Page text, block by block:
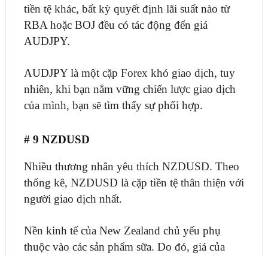
tiền tệ khác, bất kỳ quyết định lãi suất nào từ
RBA hoặc BOJ đều có tác động đến giá
AUDJPY.
AUDJPY là một cặp Forex khó giao dịch, tuy
nhiên, khi bạn nắm vững chiến lược giao dịch
của mình, bạn sẽ tìm thấy sự phối hợp.
# 9 NZDUSD
Nhiều thương nhân yêu thích NZDUSD. Theo
thống kê, NZDUSD là cặp tiền tệ thân thiện với
người giao dịch nhất.
Nền kinh tế của New Zealand chủ yếu phụ
thuộc vào các sản phẩm sữa. Do đó, giá của